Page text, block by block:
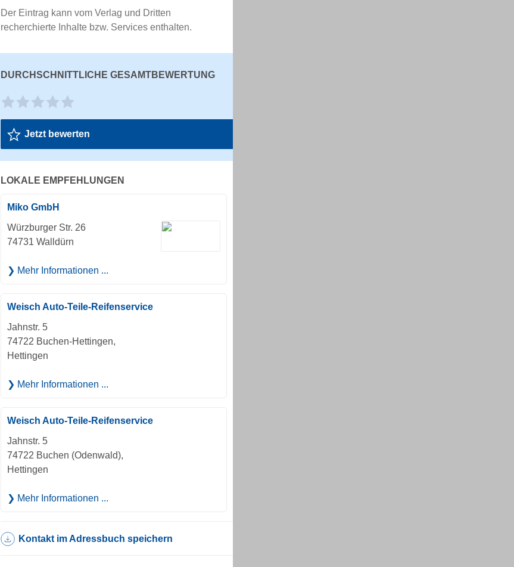
Der Eintrag kann vom Verlag und Dritten
recherchierte Inhalte bzw. Services enthalten.
DURCHSCHNITTLICHE GESAMTBEWERTUNG
Jetzt bewerten
LOKALE EMPFEHLUNGEN
Miko GmbH
Würzburger Str. 26
74731 Walldürn
Mehr Informationen ...
Weisch Auto-Teile-Reifenservice
Jahnstr. 5
74722 Buchen-Hettingen,
Hettingen
Mehr Informationen ...
Weisch Auto-Teile-Reifenservice
Jahnstr. 5
74722 Buchen (Odenwald),
Hettingen
Mehr Informationen ...
Kontakt im Adressbuch speichern